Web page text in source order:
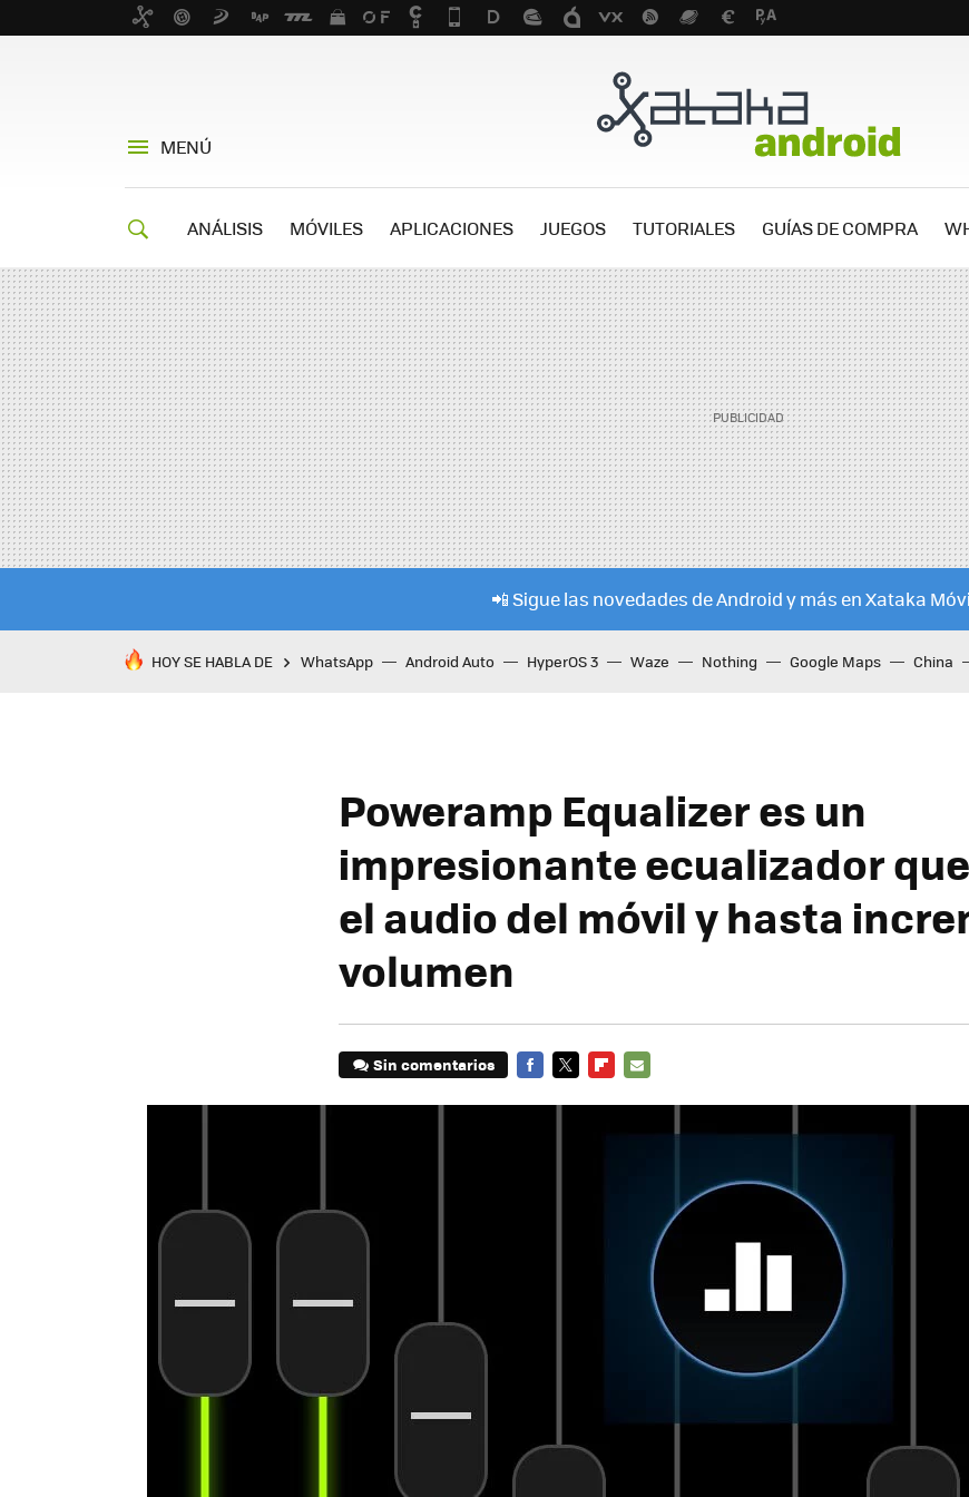
MENÚ
ANÁLISIS MÓVILES APLICACIONES JUEGOS TUTORIALES GUÍAS DE COMPRA
📲 Sigue las novedades de Android y más en Xataka
HOY SE HABLA DE WhatsApp Android Auto HyperOS 3 Waze Nothing Google Maps China
Poweramp Equalizer es un
impresionante ecualizador
el audio del móvil y hasta
volumen
Sin comentarios